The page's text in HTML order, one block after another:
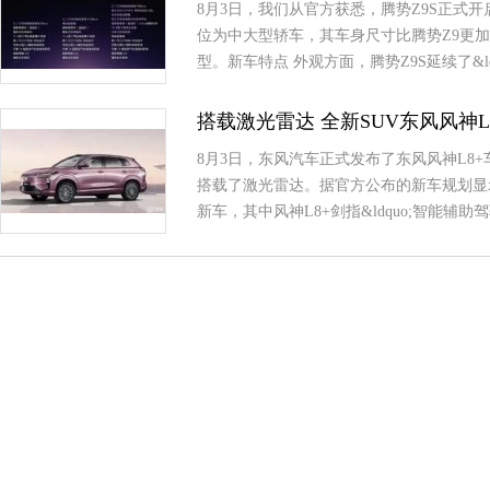
8月3日，我们从官方获悉，腾势Z9S正式
位为中大型轿车，其车身尺寸比腾势Z9更
型。新车特点 外观方面，腾势Z9S延续了
搭载激光雷达 全新SUV东风风神
8月3日，东风汽车正式发布了东风风神
搭载了激光雷达。据官方公布的新车规划
新车，其中风神L8+剑指&ldquo;智能辅助